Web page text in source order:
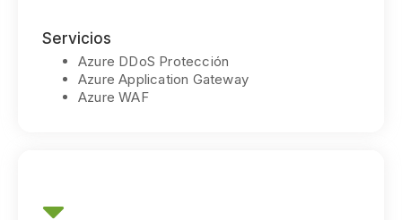
Servicios
Azure DDoS Protección
Azure Application Gateway
Azure WAF